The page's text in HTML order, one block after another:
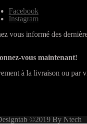
Facebook
Instagram
vous informé des
vous maintenant!
à la livraison ou par
©2019 By Ntech